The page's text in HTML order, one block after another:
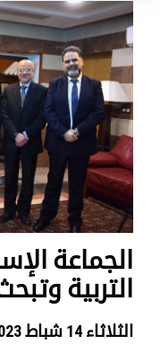
الجماعة
التربية
الثلاثاء 14 شباط 2023